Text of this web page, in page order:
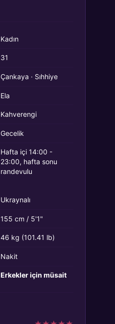
Kadın
31
Çankaya · Sıhhiye
Ela
Kahverengi
Gecelik
Hafta içi 14:00 -
23:00, hafta sonu
randevulu
Ukraynalı
155 cm / 5'1"
46 kg (101.41 lb)
Nakit
Erkekler için müsait